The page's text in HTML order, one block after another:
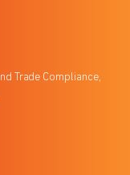
Trade Compliance,